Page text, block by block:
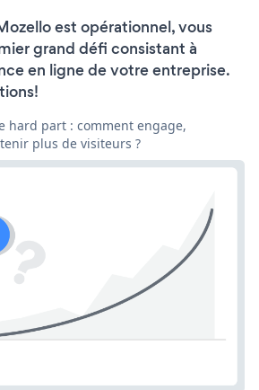
est opérationnel, vous
grand défi consistant à
en ligne de votre entreprise.
hard part : comment engage,
plus de visiteurs ?